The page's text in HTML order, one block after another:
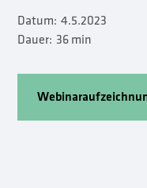
Datum: 4.5.2023
Dauer: 36 min